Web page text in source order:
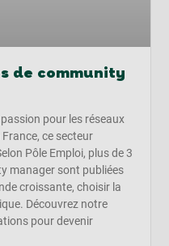
de community
pour les réseaux
ce secteur
Pôle Emploi, plus de 3
manager sont publiées
croissante, choisir la
Découvrez notre
pour devenir